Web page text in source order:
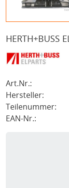
HERTH+BUSS
Art.Nr.:
Hersteller:
Teilenummer:
EAN-Nr.: